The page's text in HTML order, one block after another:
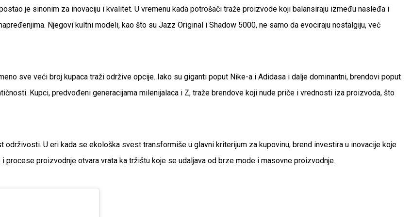
je sinonim za inovaciju i kvalitet. U vremenu kada potrošači traže proizvode koji balansiraju između nasleđa i
Njegovi kultni modeli, kao što su Jazz Original i Shadow 5000, ne samo da evociraju nostalgiju, već
sve veći broj kupaca traži održive opcije. Iako su giganti poput Nike-a i Adidasa i dalje dominantni, brendovi poput
Kupci, predvođeni generacijama milenijalaca i Z, traže brendove koji nude priče i vrednosti iza proizvoda, što
U eri kada se ekološka svest transformiše u glavni kriterijum za kupovinu, brend investira u inovacije koje
procese proizvodnje otvara vrata ka tržištu koje se udaljava od brze mode i masovne proizvodnje.